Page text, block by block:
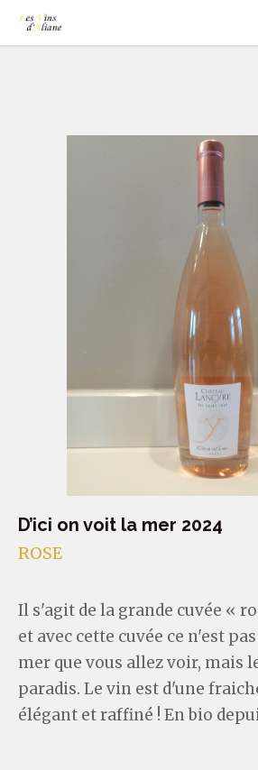
D’ici on voit la mer 2024
ROSE
Il s'agit de la grande cuvée «
et avec cette cuvée ce n'est
mer que vous allez voir, mais
paradis. Le vin est d'une
élégant et raffiné ! En bio